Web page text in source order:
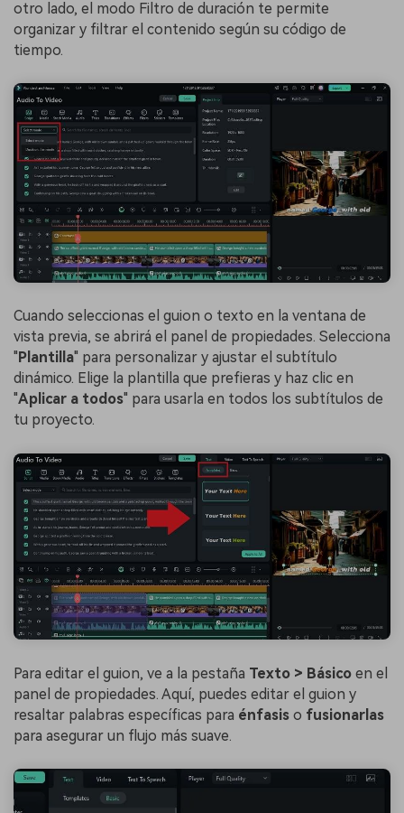
otro lado, el modo Filtro de duración te permite
organizar y filtrar el contenido según su código de
tiempo.
Cuando seleccionas el guion o texto en la ventana de
vista previa, se abrirá el panel de propiedades. Selecciona
" Plantilla" para personalizar y ajustar el subtítulo
dinámico. Elige la plantilla que prefieras y haz clic en
"Aplicar a todos" para usarla en todos los subtítulos de
tu proyecto.
Para editar el guion, ve a la pestaña Texto > Básico en el
panel de propiedades. Aquí, puedes editar el guion y
resaltar palabras específicas para énfasis o fusionarlas
para asegurar un flujo más suave.